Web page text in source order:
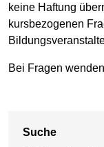
keine Haftung
kursbezogenen
Bei Fragen
Suche